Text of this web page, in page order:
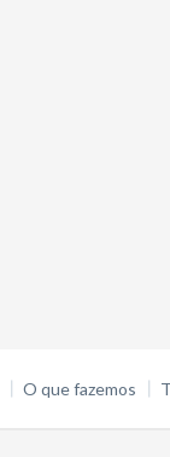
O que fazemos